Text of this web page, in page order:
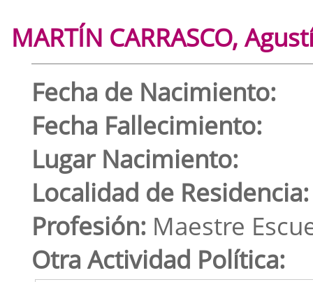
MARTÍN CARRASCO,
Fecha de Nacimiento:
Fecha Fallecimiento:
Lugar Nacimiento:
Localidad de Residencia:
Profesión: Maestre
Otra Actividad Política: